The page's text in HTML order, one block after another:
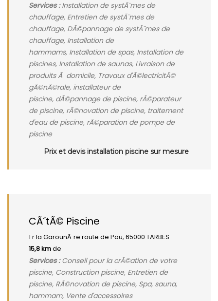
Services :Installation de systÃ¨mes de
chauffage, Entretien de systÃ¨mes de
chauffage, DÃ©pannage de systÃ¨mes de
chauffage, Installation de
hammams, Installation de spas, Installation de
piscines, Installation de saunas, Livraison de
produits Ã domicile, Travaux d'Ã©lectricitÃ©
gÃ©nÃ©rale, installateur de
piscine, dÃ©pannage de piscine, rÃ©parateur
de piscine, rÃ©novation de piscine, traitement
d'eau de piscine, rÃ©paration de pompe de
piscine
Prix et devis installation piscine sur mesure
CÃ´tÃ© Piscine
1 r la GarounÃ¨re route de Pau, 65000 TARBES
15,8 kmde
Services :Conseil pour la crÃ©ation de votre
piscine, Construction piscine, Entretien de
piscine, RÃ©novation de piscine, Spa, sauna,
hammam, Vente d'accessoires